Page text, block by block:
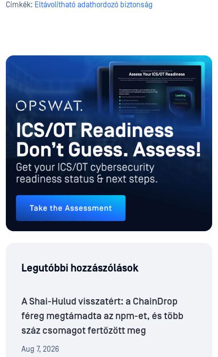
Címkék: Eltávolítható adathordozó biztonság
Legutóbbi hozzászólások
A Shai-Hulud visszatért: a ChainDrop
féreg megtámadta az npm-et, és több
száz csomagot fertőzött meg
Aug 7, 2026